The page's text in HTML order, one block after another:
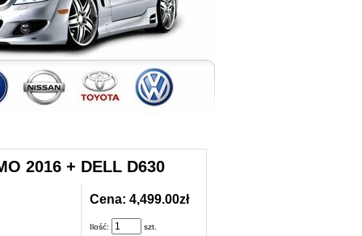
2016 + DELL D630
Cena: 4,499.00zł
Ilość: szt.